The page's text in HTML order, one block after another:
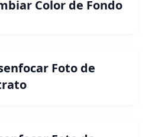
Color de Fondo
Foto de